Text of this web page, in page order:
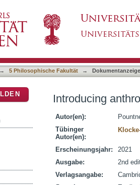
→ 5 Philosophische Fakultät → Dokumentanzeige
Introducing
Autor(en):
Tübinger
Autor(en):
Erscheinungsjahr:
2021
Ausgabe:
2nd
Verlagsangabe: